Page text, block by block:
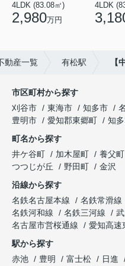
4LDK (83.08㎡)
2,980万円
4LDK
動産一覧 有松駅 【
市区町村から探す
刈谷市
東海市 知多市
豊明市
愛知郡東郷町 知
町名から探す
井ケ谷町
加木屋町 養父町
つつじが丘
野田町
金沢
沿線から探す
名鉄名古屋本線
名鉄常滑線
名鉄河和線
名鉄三河線
名古屋市営桜通線
愛知高速
駅から探す
赤池
豊明 富士松 日進